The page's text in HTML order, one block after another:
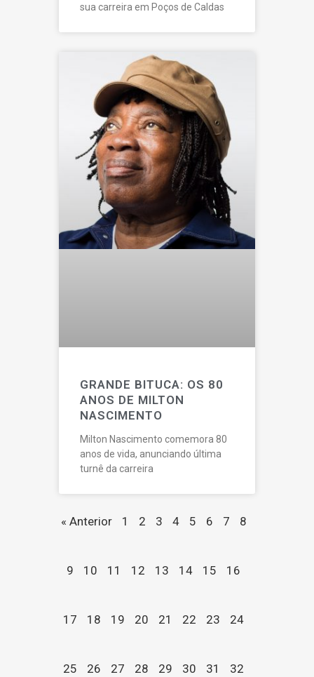
sua carreira em Poços de Caldas
GRANDE BITUCA: OS 80
ANOS DE MILTON
NASCIMENTO
Milton Nascimento comemora 80
anos de vida, anunciando última
turnê da carreira
« Anterior 1 2 3 4 5 6 7 8
9 10 11 12 13 14 15 16
17 18 19 20 21 22 23 24
25 26 27 28 29 30 31 32